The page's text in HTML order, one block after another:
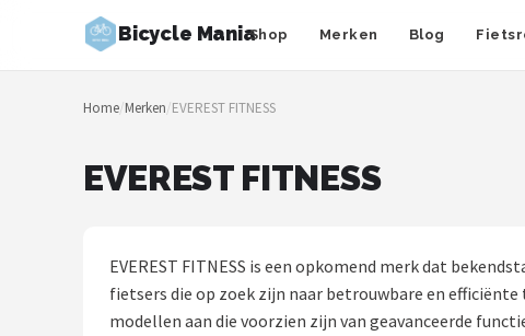
Bicycle ManiaShop Merken Blog
Zoeken
NAVIGATIE
Fietsroutes
Home/Merken/EVEREST FITNESS
EVEREST FITNESS
EVEREST FITNESS is een opkomend merk dat
fietsers die op zoek zijn naar betrouwbare en
modellen aan die voorzien zijn van geavanceerde